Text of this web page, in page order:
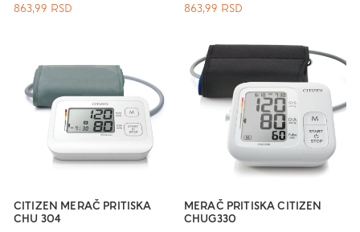
863,99 RSD 863,99 RSD
CITIZEN MERAČ PRITISKA
CHU 304
MERAČ PRITISKA CITIZEN
CHUG330